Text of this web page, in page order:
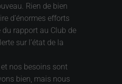
Rien de bien
d’énormes efforts
du rapport au Club de
sur l’état de la
nos besoins sont
bien, mais nous